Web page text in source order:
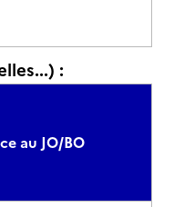
:
au JO/BO